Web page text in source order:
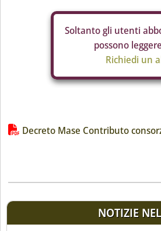
Soltanto gli utenti
possono
Richiedi un
Lista allegati PDF alla
Decreto Mase Contributo
NOTIZIE